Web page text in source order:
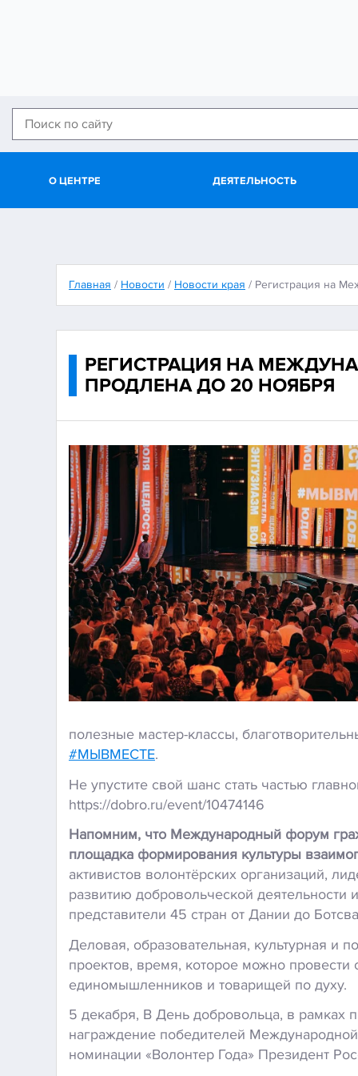
О ЦЕНТРЕ ДЕЯТЕЛЬНОСТЬ
Главная / Новости / Новости края / Регистрация на
РЕГИСТРАЦИЯ НА
ПРОДЛЕНА ДО 20 НОЯБРЯ
полезные мастер-классы,
#МЫВМЕСТЕ.
Не упустите свой шанс стать частью
https://dobro.ru/event/10474146
Напомним, что Международный форум
площадка формирования культуры
активистов волонтёрских организаций,
развитию добровольческой
представители 45 стран от Дании до
Деловая, образовательная, культурная и
проектов, время, которое можно провести
единомышленников и товарищей по духу.
5 декабря, В День добровольца, в
награждение победителей
номинации «Волонтер Года» Президент